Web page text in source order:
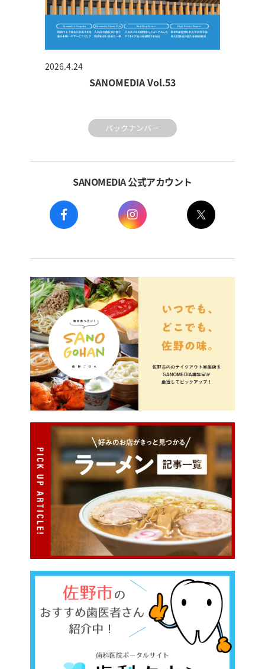
SANOMEDIA Vol.53
2026.4.24
バックナンバー
SANOMEDIA 公式アカウント